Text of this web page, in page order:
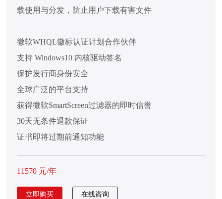
载使用与分发，防止用户下载有害文件
微软WHQL徽标认证计划合作伙伴
支持 Windows10 内核驱动签名
保护发行商身份安全
全球广泛的平台支持
获得微软SmartScreen过滤器的即时信誉
30天无条件退款保证
证书即将过期前通知功能
11570 元/年
立即购买 在线咨询